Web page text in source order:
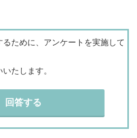
るために、アンケートを実施して
たします。
回答する